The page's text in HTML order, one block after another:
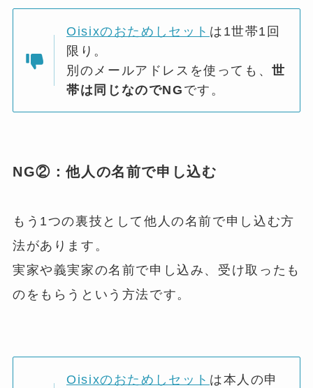
Oisixのおためしセット は1世帯1回
限り。
別のメールアドレスを使っても、世
帯は同じなのでNG です。
NG②：他人の名前で申し込む
もう1つの裏技として他人の名前で申し込む方
法があります。
実家や義実家の名前で申し込み、受け取ったも
のをもらうという方法です。
Oisixのおためしセット は本人の申